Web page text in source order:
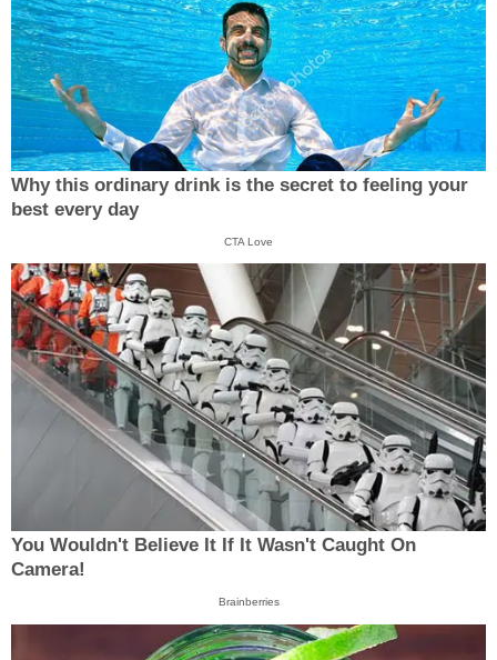
Why this ordinary drink is the secret to feeling your
best every day
CTA Love
You Wouldn't Believe It If It Wasn't Caught On
Camera!
Brainberries